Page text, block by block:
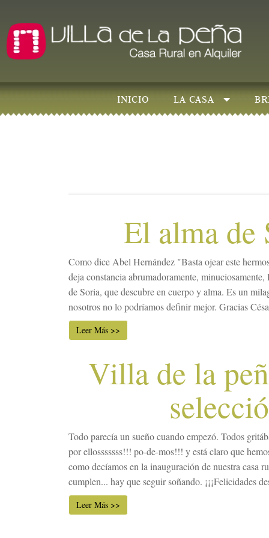
INICIO LA CASA
El alma de
Como dice Abel Hernández "Basta ojear este
deja constancia abrumadoramente, minuciosamente,
de Soria, que descubre en cuerpo y alma. Es un
nosotros no lo podríamos definir mejor. Gracias
Leer Más >>
Villa de la
Todo parecía un sueño cuando empezó. Todos
por ellosssssss!!! po-de-mos!!! y está claro que
como decíamos en la inauguración de nuestra casa
cumplen... hay que seguir soñando. ¡¡¡Felicidades
Leer Más >>